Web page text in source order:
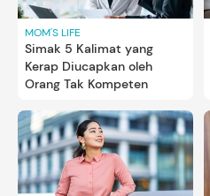
MOM'S LIFE
Simak 5 Kalimat yang
Kerap Diucapkan oleh
Orang Tak Kompeten